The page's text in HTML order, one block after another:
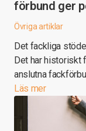
förbund ger
Övriga artiklar
Det fackliga
Det har historiskt
anslutna
Läs mer